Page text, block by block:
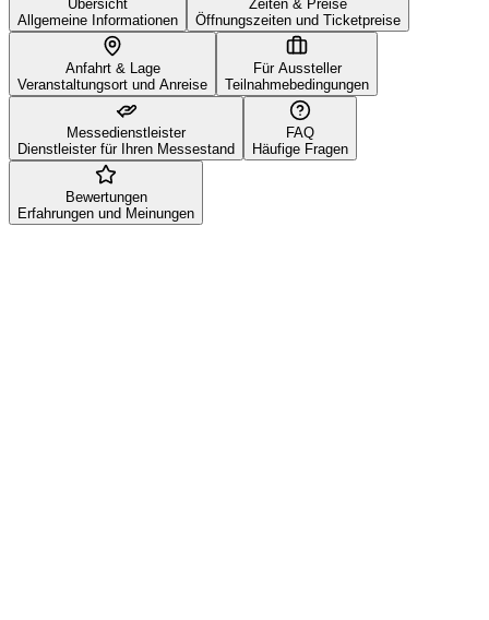
Übersicht
Allgemeine Informationen
Zeiten & Preise
Öffnungszeiten und Ticketpreise
Anfahrt & Lage
Veranstaltungsort und Anreise
Für Aussteller
Teilnahmebedingungen
Messedienstleister
Dienstleister für Ihren Messestand
FAQ
Häufige Fragen
Bewertungen
Erfahrungen und Meinungen